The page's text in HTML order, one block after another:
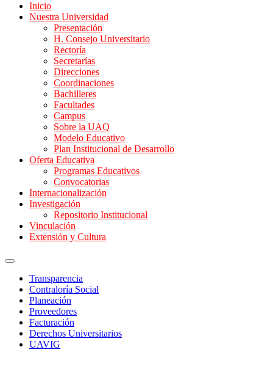
Inicio
Nuestra Universidad
Presentación
H. Consejo Universitario
Rectoría
Secretarías
Direcciones
Coordinaciones
Bachilleres
Facultades
Campus
Sobre la UAQ
Modelo Educativo
Plan Institucional de Desarrollo
Oferta Educativa
Programas Educativos
Convocatorias
Internacionalización
Investigación
Repositorio Institucional
Vinculación
Extensión y Cultura
Transparencia
Contraloría Social
Planeación
Proveedores
Facturación
Derechos Universitarios
UAVIG